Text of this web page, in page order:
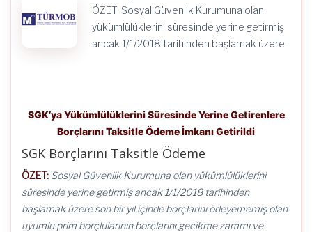
ÖZET: Sosyal Güvenlik Kurumuna olan
yükümlülüklerini süresinde yerine getirmiş
ancak 1/1/2018 tarihinden başlamak üzere..
SGK’ya Yükümlülüklerini Süresinde Yerine Getirenlere
Borçlarını Taksitle Ödeme İmkanı Getirildi
SGK Borçlarını Taksitle Ödeme
ÖZET: Sosyal Güvenlik Kurumuna olan yükümlülüklerini
süresinde yerine getirmiş ancak 1/1/2018 tarihinden
başlamak üzere son bir yıl içinde borçlarını ödeyememiş olan
uyumlu prim borçlularının borçlarını gecikme zammı ve